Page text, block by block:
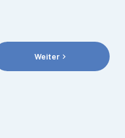
Weiterkeyboard_arrow_right